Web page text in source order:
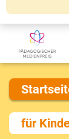
Über uns
Presse
für